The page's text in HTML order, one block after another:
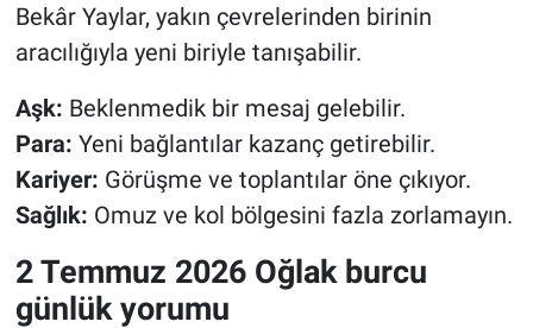
Bekâr Yaylar, yakın çevrelerinden birinin
aracılığıyla yeni biriyle tanışabilir.
Aşk: Beklenmedik bir mesaj gelebilir.
Para: Yeni bağlantılar kazanç getirebilir.
Kariyer: Görüşme ve toplantılar öne çıkıyor.
Sağlık: Omuz ve kol bölgesini fazla zorlamayın.
2 Temmuz 2026 Oğlak burcu
günlük yorumu